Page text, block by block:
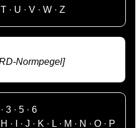
T· U · V· W· Z
Normpegel]
· 3· 5· 6
H · · J · K · L · M · N · O · P